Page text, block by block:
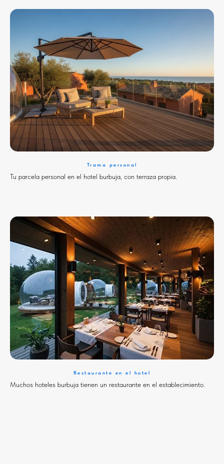
Trama personal
Tu parcela personal en el hotel burbuja, con terraza propia.
Restaurante en el hotel
Muchos hoteles burbuja tienen un restaurante en el establecimiento.